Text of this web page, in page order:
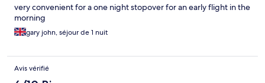
very convenient for a one night stopover for an early flight in the
morning
gary john, séjour de 1 nuit
Avis vérifié